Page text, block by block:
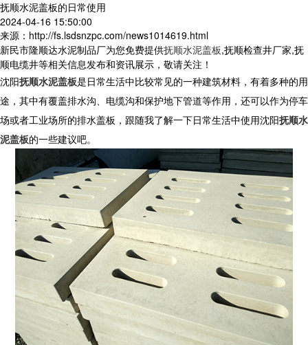
抚顺水泥盖板的日常使用
2024-04-16 15:50:00
来源：http://fs.lsdsnzpc.com/news1014619.html
新民市隆顺达水泥制品厂为您免费提供抚顺水泥盖板,抚顺检查井厂家,抚
顺电缆井等相关信息发布和资讯展示，敬请关注！
沈阳抚顺水泥盖板是日常生活中比较常见的一种建筑材料，有着多种的用
途，其中有覆盖排水沟、电缆沟和保护地下管道等作用，还可以作为停车
场或者工业场所的排水盖板，跟随我了解一下日常生活中使用沈阳抚顺水
泥盖板的一些建议吧。